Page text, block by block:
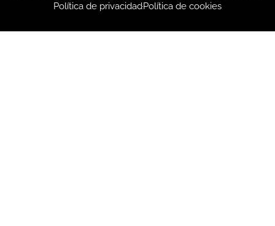
Política de privacidadPolítica de cookies